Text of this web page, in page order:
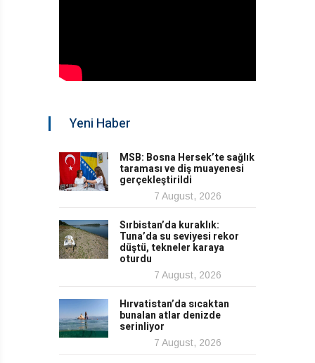
Yeni Haber
MSB: Bosna Hersek’te sağlık
taraması ve diş muayenesi
gerçekleştirildi
7 August, 2026
Sırbistan’da kuraklık:
Tuna’da su seviyesi rekor
düştü, tekneler karaya
oturdu
7 August, 2026
Hırvatistan’da sıcaktan
bunalan atlar denizde
serinliyor
7 August, 2026